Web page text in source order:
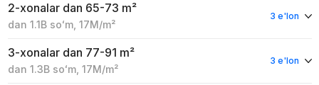
2-xonalar dan 65-73 m²
dan 1.1B soʻm, 17M/m²
3 e'lon
3-xonalar dan 77-91 m²
dan 1.3B soʻm, 17M/m²
3 e'lon